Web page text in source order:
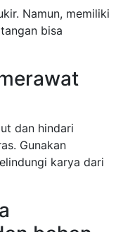
Namun, memiliki
bisa
dan hindari
Gunakan
karya dari